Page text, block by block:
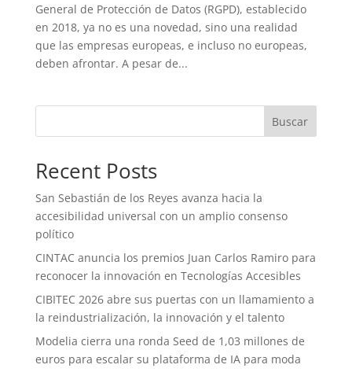
General de Protección de Datos (RGPD), establecido
en 2018, ya no es una novedad, sino una realidad
que las empresas europeas, e incluso no europeas,
deben afrontar. A pesar de...
Buscar
Recent Posts
San Sebastián de los Reyes avanza hacia la
accesibilidad universal con un amplio consenso
político
CINTAC anuncia los premios Juan Carlos Ramiro para
reconocer la innovación en Tecnologías Accesibles
CIBITEC 2026 abre sus puertas con un llamamiento a
la reindustrialización, la innovación y el talento
Modelia cierra una ronda Seed de 1,03 millones de
euros para escalar su plataforma de IA para moda